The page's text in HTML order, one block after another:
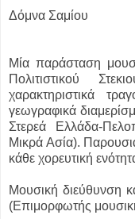
Δόμνα Σαμίου
Μία παράσταση
Πολιτιστικού
χαρακτηριστικά
γεωγραφικά
Στερεά Ελλάδα-
Μικρά Ασία).
κάθε χορευτική
Μουσική διεύθυνση
(Επιμορφωτής